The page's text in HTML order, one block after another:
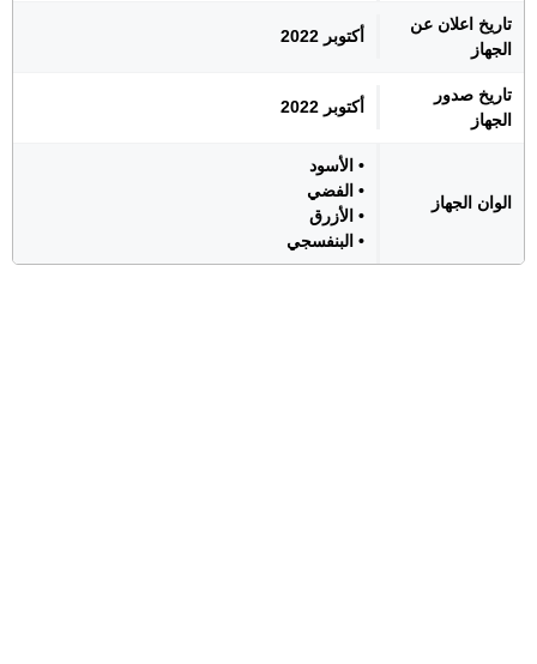
تاريخ اعلان عن
الجهاز
أكتوبر 2022
تاريخ صدور
الجهاز
أكتوبر 2022
الوان الجهاز
• الأسود
• الفضي
• الأزرق
• البنفسجي